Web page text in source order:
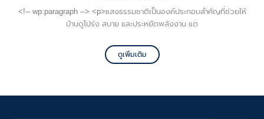
<!-- wp:paragraph --> <p>แสงธรรมชาติเป็นองค์ประกอบสำคัญที่ช่วยให้
บ้านดูโปร่ง สบาย และประหยัดพลังงาน แต
ดูเพิ่มเติม